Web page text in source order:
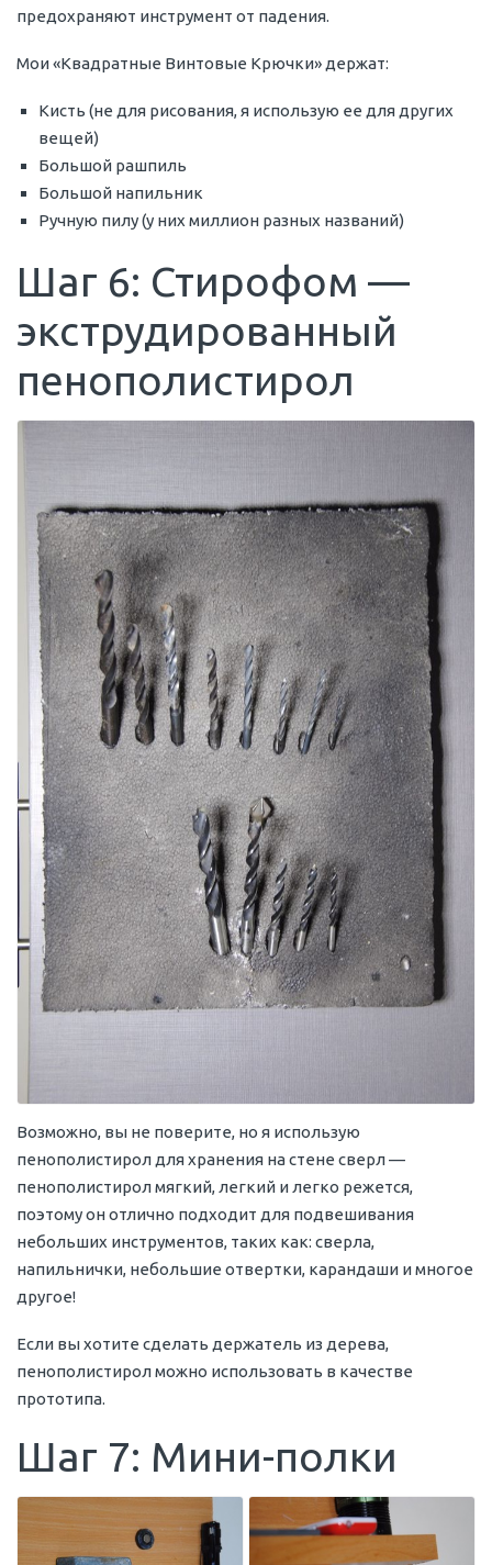
предохраняют инструмент от падения.
Мои «Квадратные Винтовые Крючки» держат:
Кисть (не для рисования, я использую ее для других
вещей)
Большой рашпиль
Большой напильник
Ручную пилу (у них миллион разных названий)
Шаг 6: Стирофом —
экструдированный
пенополистирол
Возможно, вы не поверите, но я использую
пенополистирол для хранения на стене сверл —
пенополистирол мягкий, легкий и легко режется,
поэтому он отлично подходит для подвешивания
небольших инструментов, таких как: сверла,
напильнички, небольшие отвертки, карандаши и многое
другое!
Если вы хотите сделать держатель из дерева,
пенополистирол можно использовать в качестве
прототипа.
Шаг 7: Мини-полки